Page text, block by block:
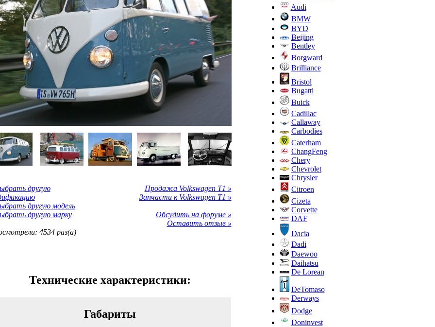
другую
другую модель
другую марку
4534 раз(а)
Продажа Volkswagen T1 »
Запчасти к Volkswagen T1 »
Обсудить на форуме »
Оставить отзыв »
Технические характеристики:
Габариты
Audi
BMW
BYD
Beijing
Bentley
Borgward
Brilliance
Bristol
Bugatti
Buick
Cadillac
Callaway
Carbodies
Caterham
ChangFeng
Chery
Chevrolet
Chrysler
Citroen
Cizeta
Corvette
DAF
Dacia
Dadi
Daewoo
Daihatsu
De Lorean
DeTomaso
Derways
Dodge
Doninvest